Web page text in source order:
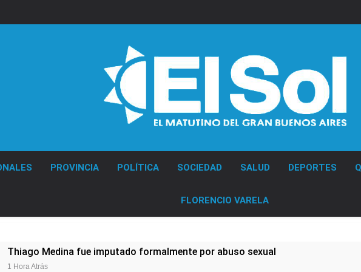
PROVINCIA POLÍTICA SOCIEDAD SALUD DEPORTES
FLORENCIO VARELA
Thiago Medina fue imputado formalmente por abuso sexual
1 Hora Atrás